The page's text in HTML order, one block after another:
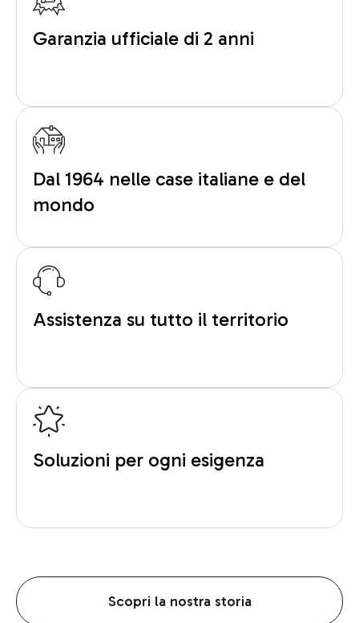
Garanzia ufficiale di 2 anni
Dal 1964 nelle case italiane e del
mondo
Assistenza su tutto il territorio
Soluzioni per ogni esigenza
Scopri la nostra storia